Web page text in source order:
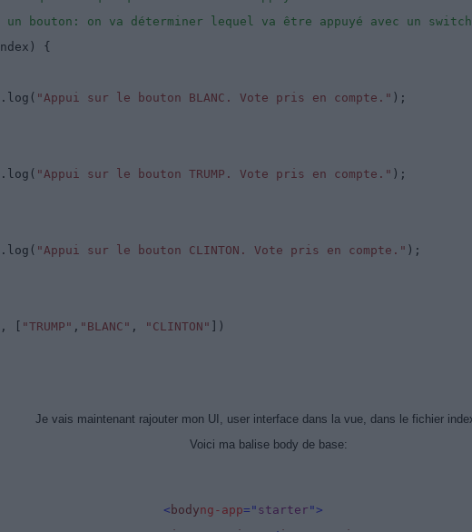
on va déterminer lequel va être appuyé avec un switch
{
"Appui sur le bouton BLANC. Vote pris en compte." );
"Appui sur le bouton TRUMP. Vote pris en compte." );
"Appui sur le bouton CLINTON. Vote pris en compte." );
, [ "TRUMP" , "BLANC" , "CLINTON"
])
Je vais maintenant rajouter mon UI, user interface dans la vue, dans le fichier
Voici ma balise body de base:
< bodyng-app=" starter ">